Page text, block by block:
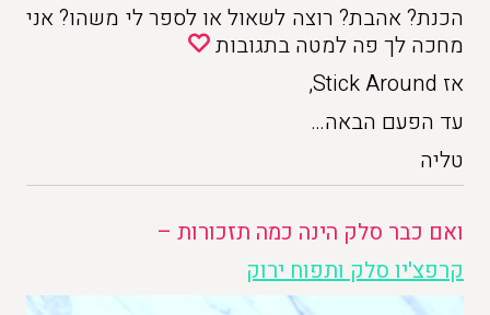
הכנת? אהבת? רוצה לשאול או לספר לי משהו? אני
מחכה לך פה למטה בתגובות
אז Stick Around,
עד הפעם הבאה…
טליה
ואם כבר סלק הינה כמה תזכורות –
קרפצ'יו סלק ותפוח ירוק